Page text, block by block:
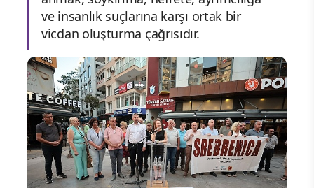
ve insanlık suçlarına karşı ortak bir
vicdan oluşturma çağrısıdır.